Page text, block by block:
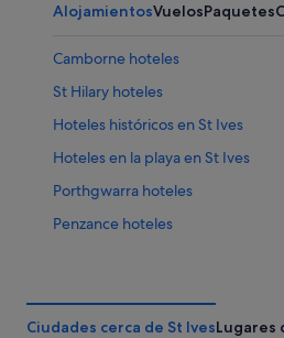
AlojamientosVuelosPaquetes
Camborne hoteles
St Hilary hoteles
Hoteles históricos en St Ives
Hoteles en la playa en St Ives
Porthgwarra hoteles
Penzance hoteles
Mousehole hoteles
Ciudades cerca de St IvesLugares